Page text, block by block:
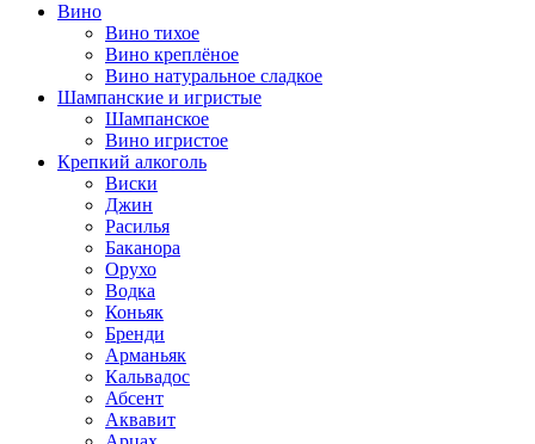
Вино
Вино тихое
Вино креплёное
Вино натуральное сладкое
Шампанские и игристые
Шампанское
Вино игристое
Крепкий алкоголь
Виски
Джин
Расилья
Баканора
Орухо
Водка
Коньяк
Бренди
Арманьяк
Кальвадос
Абсент
Аквавит